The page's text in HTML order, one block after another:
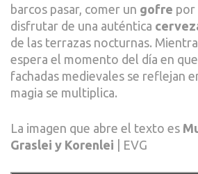
barcos pasar, comer un gofre por
disfrutar de una auténtica
de las terrazas nocturnas.
espera el momento del día en
fachadas medievales se reflejan
magia se multiplica.
La imagen que abre el texto es
Graslei y Korenlei | EVG